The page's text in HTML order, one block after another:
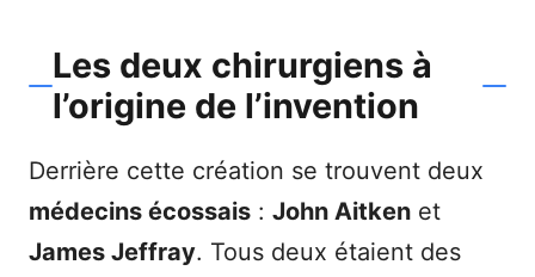
Les deux chirurgiens à
l’origine de l’invention
Derrière cette création se trouvent deux
médecins écossais : John Aitken et
James Jeffray. Tous deux étaient des